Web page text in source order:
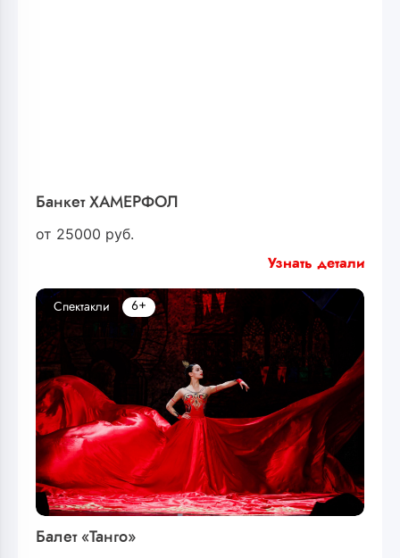
Банкет ХАМЕРФОЛ
от 25000 руб.
Узнать детали
Балет «Танго»
Спектакли 6+